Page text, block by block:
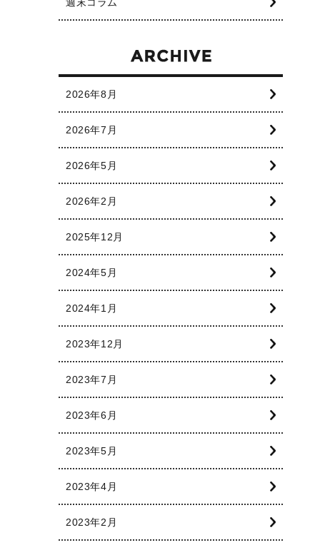
週末コラム
2026年8月
2026年7月
2026年5月
2026年2月
2025年12月
2024年5月
2024年1月
2023年12月
2023年7月
2023年6月
2023年5月
2023年4月
2023年2月